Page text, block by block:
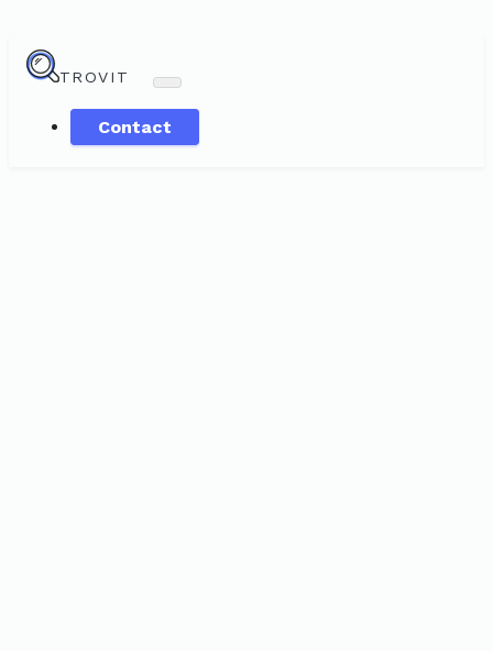
TROVIT
Contact